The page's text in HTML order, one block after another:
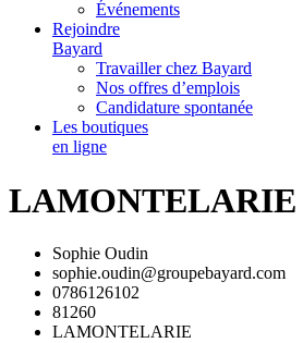
Événements
Rejoindre
Bayard
Travailler chez Bayard
Nos offres d’emplois
Candidature spontanée
Les boutiques
en ligne
LAMONTELARIE
Sophie Oudin
sophie.oudin@groupebayard.com
0786126102
81260
LAMONTELARIE